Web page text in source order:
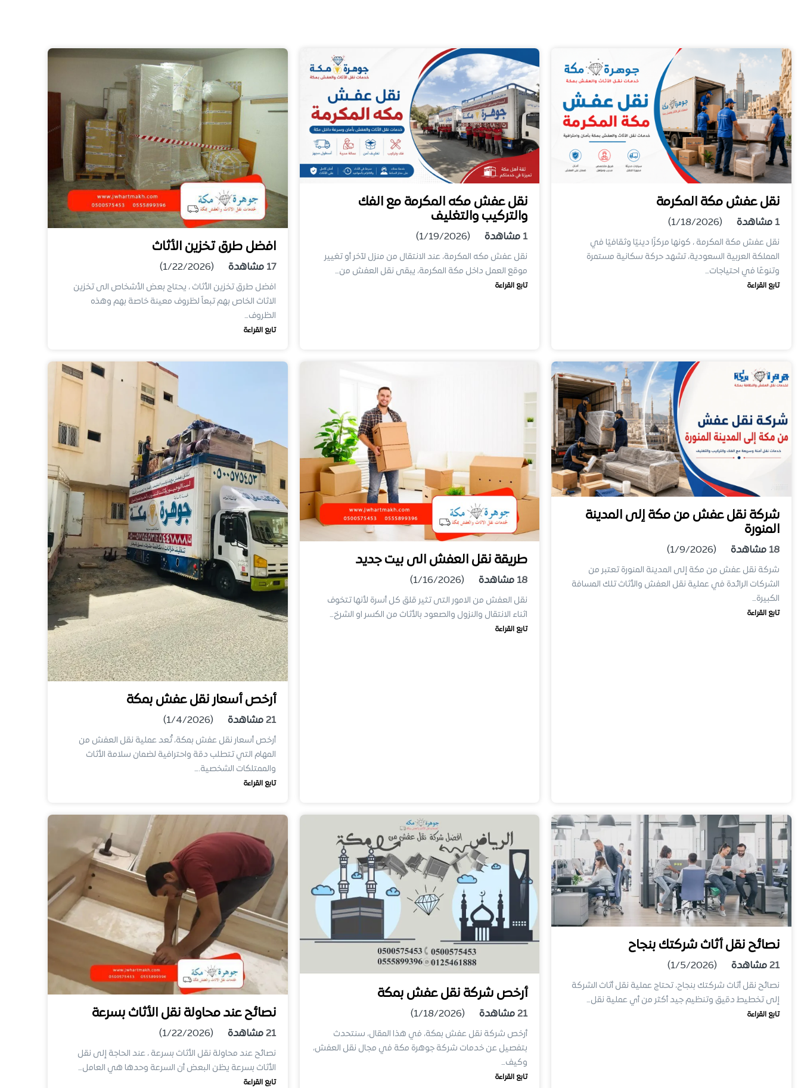
نقل عفش مكة المكرمة
1 مشاهدة (1/18/2026)
نقل عفش مكة المكرمة ، كونها مركزًا دينيًا وثقافيًا في
المملكة العربية السعودية، تشهد حركة سكانية مستمرة
وتنوعًا في احتياجات…
تابع القراءة
نقل عفش مكه المكرمة مع الفك
والتركيب والتغليف
1 مشاهدة (1/19/2026)
نقل عفش مكه المكرمة، عند الانتقال من منزل لآخر أو تغيير
موقع العمل داخل مكة المكرمة، يبقى نقل العفش من…
تابع القراءة
افضل طرق تخزين الأثاث
17 مشاهدة (1/22/2026)
افضل طرق تخزين الأثاث ، يحتاج بعض الأشخاص الى تخزين
الاثاث الخاص بهم تبعاً لظروف معينة خاصة بهم وهذه
الظروف…
تابع القراءة
شركة نقل عفش من مكة إلى المدينة
المنورة
18 مشاهدة (1/9/2026)
شركة نقل عفش من مكة إلى المدينة المنورة تعتبر من
الشركات الرائدة في عملية نقل العفش والأثاث تلك المسافة
الكبيرة…
تابع القراءة
طريقة نقل العفش الى بيت جديد
18 مشاهدة (1/16/2026)
نقل العفش من الامور التى تثير قلق كل أسرة لأنها تتخوف
اثناء الانتقال والنزول والصعود بالأثاث من الكسر او الشرخ…
تابع القراءة
أرخص أسعار نقل عفش بمكة
21 مشاهدة (1/4/2026)
أرخص أسعار نقل عفش بمكة، تُعد عملية نقل العفش من
المهام التي تتطلب دقة واحترافية لضمان سلامة الأثاث
والممتلكات الشخصية.…
تابع القراءة
نصائح نقل أثاث شركتك بنجاح
21 مشاهدة (1/5/2026)
نصائح نقل أثاث شركتك بنجاح، تحتاج عملية نقل أثاث الشركة
إلى تخطيط دقيق وتنظيم جيد أكثر من أي عملية نقل…
تابع القراءة
أرخص شركة نقل عفش بمكة
21 مشاهدة (1/18/2026)
أرخص شركة نقل عفش بمكة، في هذا المقال، سنتحدث
بتفصيل عن خدمات شركة جوهرة مكة في مجال نقل العفش،
وكيف…
تابع القراءة
نصائح عند محاولة نقل الأثاث بسرعة
21 مشاهدة (1/22/2026)
نصائح عند محاولة نقل الأثاث بسرعة ، عند الحاجة إلى نقل
الأثاث بسرعة يظن البعض أن السرعة وحدها هي العامل…
تابع القراءة